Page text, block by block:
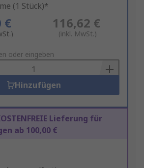
(1 Stück)*
€ 116,62 €
(inkl. MwSt.)
oder eingeben
Hinzufügen
Lieferung für
ab 100,00 €